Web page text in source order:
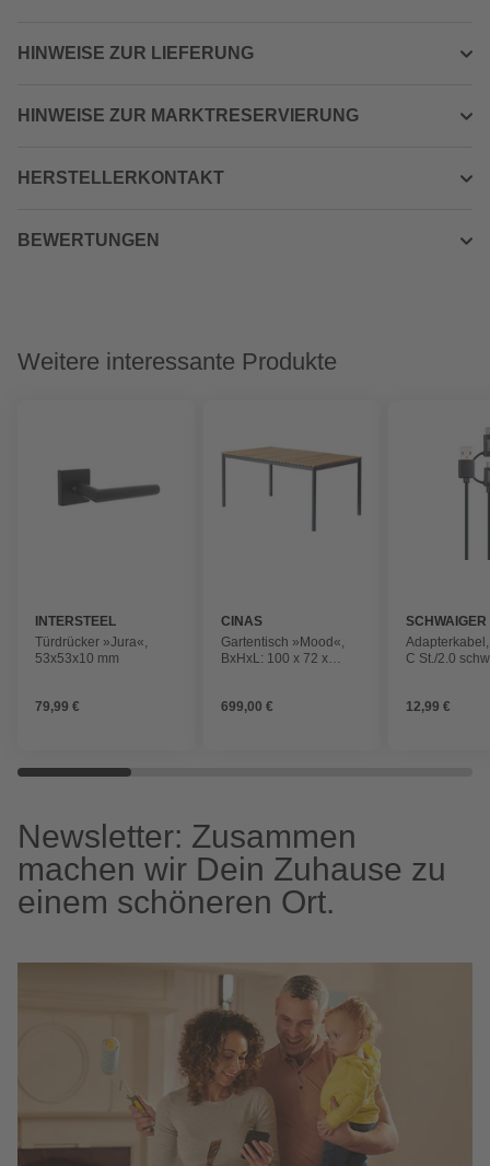
HINWEISE ZUR LIEFERUNG
HINWEISE ZUR MARKTRESERVIERUNG
HERSTELLERKONTAKT
BEWERTUNGEN
Weitere interessante Produkte
INTERSTEEL
Türdrücker »Jura«,
53x53x10 mm
79,99 €
CINAS
Gartentisch »Mood«,
BxHxL: 100 x 72 x
699,00 €
SCHWAIGER
C St./2.0
12,99 €
Newsletter: Zusammen
machen wir Dein Zuhause zu
einem schöneren Ort.